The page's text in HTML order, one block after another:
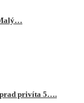
privíta 5….